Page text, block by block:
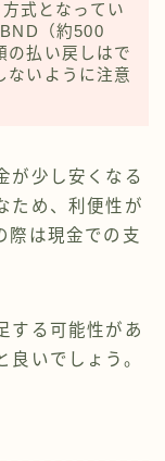
式となってい
（約500
の払い戻しはで
ないように注意
が少し安くなる
ため、利便性が
際は現金での支
する可能性があ
いでしょう。